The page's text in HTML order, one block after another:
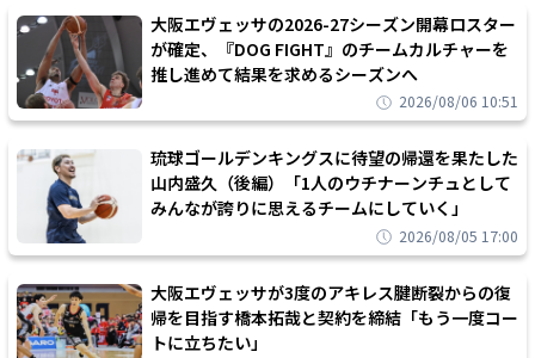
大阪エヴェッサの2026-27シーズン開幕ロスター
が確定、『DOG FIGHT』のチームカルチャーを
推し進めて結果を求めるシーズンへ
2026/08/06 10:51
琉球ゴールデンキングスに待望の帰還を果たした
山内盛久（後編）「1人のウチナーンチュとして
みんなが誇りに思えるチームにしていく」
2026/08/05 17:00
大阪エヴェッサが3度のアキレス腱断裂からの復
帰を目指す橋本拓哉と契約を締結「もう一度コー
トに立ちたい」